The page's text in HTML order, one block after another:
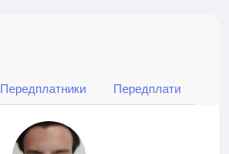
Передплатники Передплати